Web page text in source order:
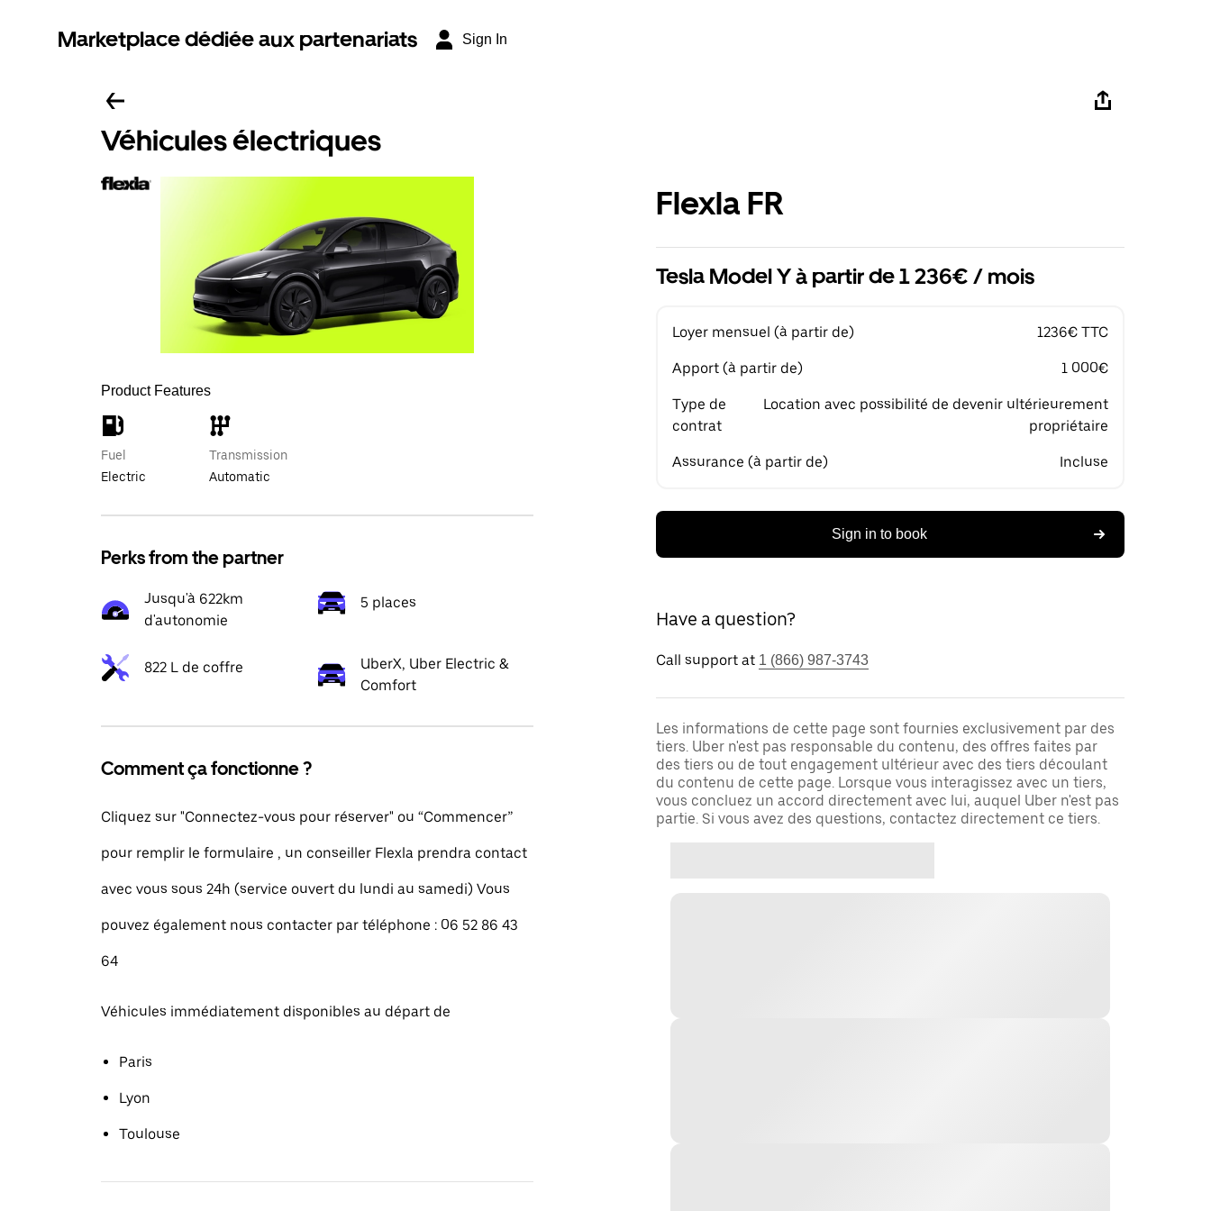
Marketplace dédiée aux partenariats Sign In
Véhicules électriques
Product Features
Fuel
Electric
Transmission
Automatic
Perks from the partner
Jusqu'à 622km
d'autonomie
5 places
822 L de coffre
UberX, Uber Electric &
Comfort
Comment ça fonctionne ?
Cliquez sur "Connectez-vous pour réserver" ou “Commencer”
pour remplir le formulaire , un conseiller Flexla prendra contact
avec vous sous 24h (service ouvert du lundi au samedi) Vous
pouvez également nous contacter par téléphone : 06 52 86 43
64
Véhicules immédiatement disponibles au départ de
Paris
Lyon
Toulouse
Flexla FR
Tesla Model Y à partir de 1 236€ / mois
Loyer mensuel (à partir de) 1236€ TTC
Apport (à partir de) 1 000€
Type de
contrat
Location avec possibilité de devenir ultérieurement
propriétaire
Assurance (à partir de) Incluse
Sign in to book
Have a question?
Call support at 1 (866) 987-3743
Les informations de cette page sont fournies exclusivement par des
tiers. Uber n'est pas responsable du contenu, des offres faites par
des tiers ou de tout engagement ultérieur avec des tiers découlant
du contenu de cette page. Lorsque vous interagissez avec un tiers,
vous concluez un accord directement avec lui, auquel Uber n'est pas
partie. Si vous avez des questions, contactez directement ce tiers.